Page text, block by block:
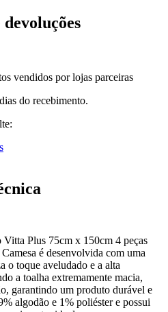
vendidos por lojas parceiras
do recebimento.
Plus 75cm x 150cm 4 peças
é desenvolvida com uma
o toque aveludado e a alta
a toalha extremamente macia,
garantindo um produto durável e
algodão e 1% poliéster e possui